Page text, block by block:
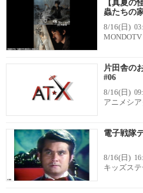
【真夏の
蟲たちの
8/16(日)
MONDOTV
片田舎の
#06
8/16(日)
アニメシア
電子戦隊
8/16(日)
キッズス